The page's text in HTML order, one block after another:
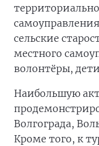
сельские
местного
волонтёры,
Наибольшую
Волгограда,
Кроме того, к